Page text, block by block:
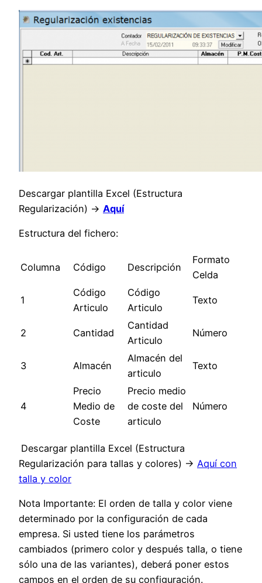
Descargar plantilla Excel (Estructura
Regularización) -> Aquí
Estructura del fichero:
Columna Código Descripción
Formato
Celda
1
Código
Articulo
Código
Articulo
Texto
2 Cantidad
Cantidad
Articulo
Número
3 Almacén
Almacén del
articulo
Texto
4
Precio
Medio de
Coste
Precio medio
de coste del
articulo
Número
Descargar plantilla Excel (Estructura
Regularización para tallas y colores) -> Aquí con
talla y color
Nota Importante: El orden de talla y color viene
determinado por la configuración de cada
empresa. Si usted tiene los parámetros
cambiados (primero color y después talla, o tiene
sólo una de las variantes), deberá poner estos
campos en el orden de su configuración.